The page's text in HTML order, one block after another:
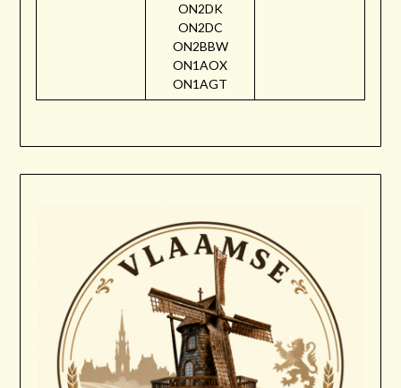
ON2DK
ON2DC
ON2BBW
ON1AOX
ON1AGT